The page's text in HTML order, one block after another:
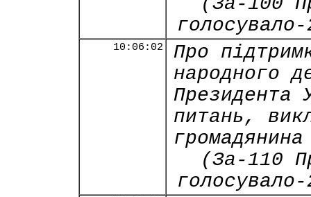
10:06:02
Про
народного
Президента
питань,
(За-110